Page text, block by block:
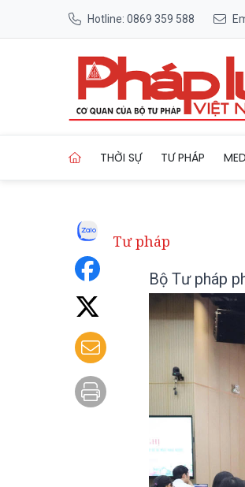
Hotline: 0869 359 588
THỜI SỰ TƯ PHÁP
Tư pháp
Bộ Tư pháp